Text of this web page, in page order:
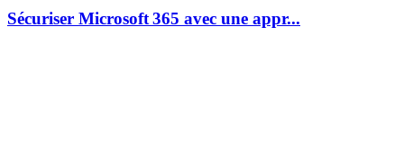
Sécuriser Microsoft 365 avec une appr...